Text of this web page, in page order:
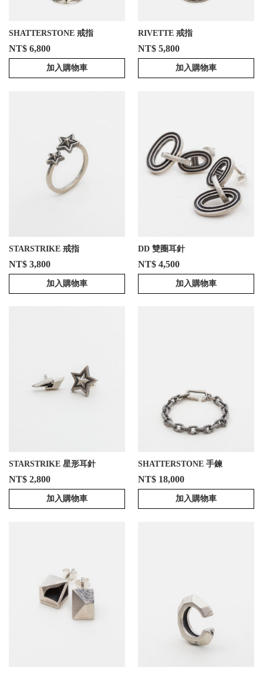
SHATTERSTONE 戒指
NT$ 6,800
加入購物車
RIVETTE 戒指
NT$ 5,800
加入購物車
STARSTRIKE 戒指
NT$ 3,800
加入購物車
DD 雙圈耳針
NT$ 4,500
加入購物車
STARSTRIKE 星形耳針
NT$ 2,800
加入購物車
SHATTERSTONE 手鍊
NT$ 18,000
加入購物車